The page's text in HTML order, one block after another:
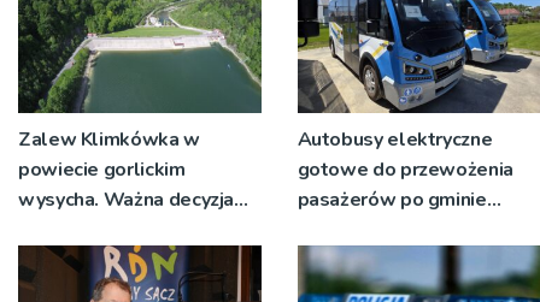
Zalew Klimkówka w
powiecie gorlickim
wysycha. Ważna decyzja
Autobusy elektryczne
gotowe do przewożenia
pasażerów po gminie